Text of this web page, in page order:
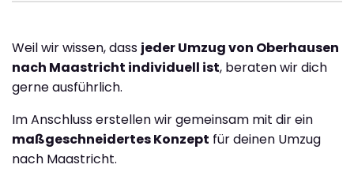
Weil wir wissen, dass jeder Umzug von Oberhausen
nach Maastricht individuell ist, beraten wir dich
gerne ausführlich.
Im Anschluss erstellen wir gemeinsam mit dir ein
maßgeschneidertes Konzept für deinen Umzug
nach Maastricht.